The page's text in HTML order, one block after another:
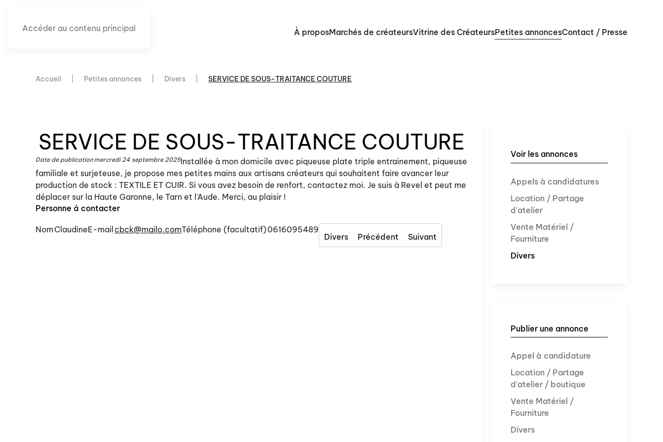
Accéder au contenu principal À proposMarchés de créateursVitrine des CréateursPetites annoncesContact / Presse
Accueil Petites annonces Divers SERVICE DE SOUS-TRAITANCE COUTURE
SERVICE DE SOUS-TRAITANCE COUTURE
Date de publication mercredi 24 septembre 2025Installée à mon domicile avec piqueuse plate triple entrainement, piqueuse
familiale et surjeteuse, je propose mes petites mains aux artisans créateurs qui souhaitent faire avancer leur
production de stock : TEXTILE ET CUIR. Si vous avez besoin de renfort, contactez moi. Je suis à Revel et peut me
déplacer sur la Haute Garonne, le Tarn et l'Aude. Merci, au plaisir !
Personne á contacter
NomClaudineE-mail cbck@mailo.comTéléphone (facultatif)0616095489
Divers Précédent Suivant
Voir les annonces
Appels à candidatures
Location / Partage
d'atelier
Vente Matériel /
Fourniture
Divers
Publier une annonce
Appel à candidature
Location / Partage
d'atelier / boutique
Vente Matériel /
Fourniture
Divers